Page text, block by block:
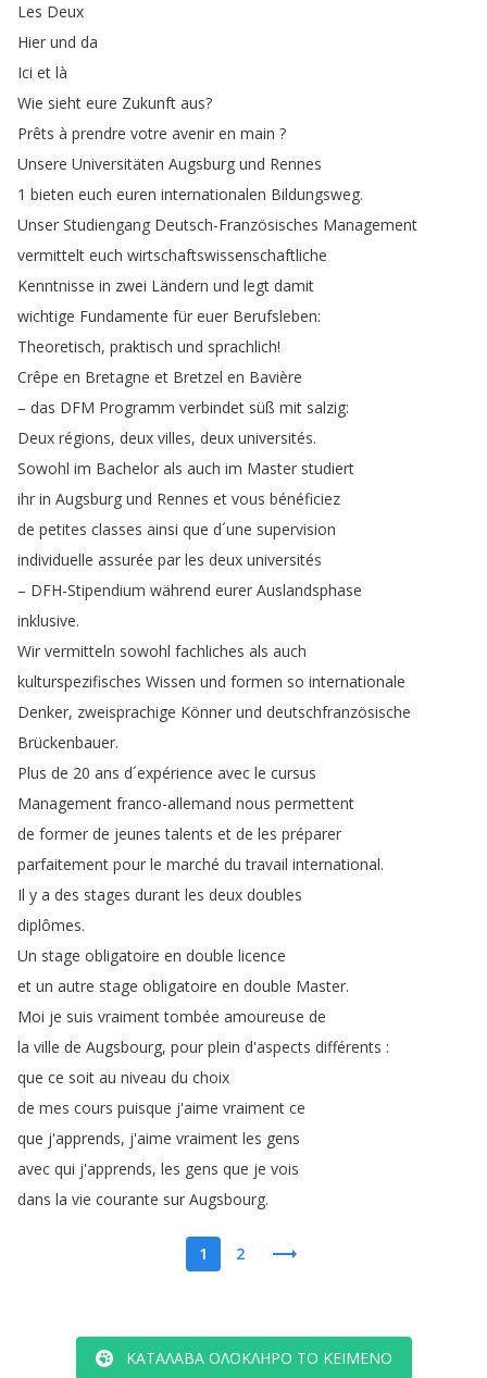
Les Deux
Hier und da
Ici et là
Wie sieht eure Zukunft aus?
Prêts à prendre votre avenir en main ?
Unsere Universitäten Augsburg und Rennes
1 bieten euch euren internationalen Bildungsweg.
Unser Studiengang Deutsch-Französisches Management
vermittelt euch wirtschaftswissenschaftliche
Kenntnisse in zwei Ländern und legt damit
wichtige Fundamente für euer Berufsleben:
Theoretisch, praktisch und sprachlich!
Crêpe en Bretagne et Bretzel en Bavière
– das DFM Programm verbindet süß mit salzig:
Deux régions, deux villes, deux universités.
Sowohl im Bachelor als auch im Master studiert
ihr in Augsburg und Rennes et vous bénéficiez
de petites classes ainsi que d´une supervision
individuelle assurée par les deux universités
– DFH-Stipendium während eurer Auslandsphase
inklusive.
Wir vermitteln sowohl fachliches als auch
kulturspezifisches Wissen und formen so internationale
Denker, zweisprachige Könner und deutschfranzösische
Brückenbauer.
Plus de 20 ans d´expérience avec le cursus
Management franco-allemand nous permettent
de former de jeunes talents et de les préparer
parfaitement pour le marché du travail international.
Il y a des stages durant les deux doubles
diplômes.
Un stage obligatoire en double licence
et un autre stage obligatoire en double Master.
Moi je suis vraiment tombée amoureuse de
la ville de Augsbourg, pour plein d'aspects différents :
que ce soit au niveau du choix
de mes cours puisque j'aime vraiment ce
que j'apprends, j'aime vraiment les gens
avec qui j'apprends, les gens que je vois
dans la vie courante sur Augsbourg.
1 2
ΚΑΤΆΛΑΒΑ ΟΛΌΚΛΗΡΟ ΤΟ ΚΕΊΜΕΝΟ